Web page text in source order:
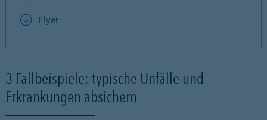
Flyer
3 Fallbeispiele: typische Unfälle und
Erkrankungen absichern